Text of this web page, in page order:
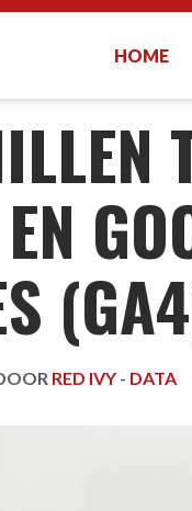
HOME
RED IVY - DATA